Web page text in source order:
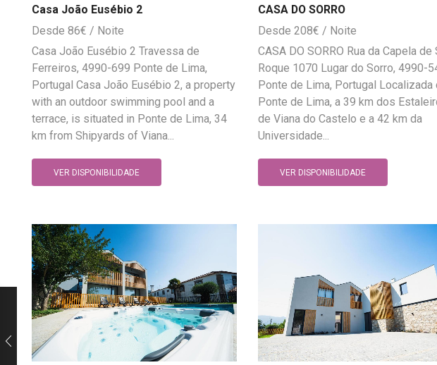
Casa João Eusébio 2
86€
Casa João Eusébio 2 Travessa de
Ferreiros, 4990-699 Ponte de Lima,
Portugal Casa João Eusébio 2, a property
with an outdoor swimming pool and a
terrace, is situated in Ponte de Lima, 34
km from Shipyards of Viana...
VER DISPONIBILIDADE
CASA DO SORRO
208€
CASA DO SORRO Rua da Capela de
Roque 1070 Lugar do Sorro, 4990-
Ponte de Lima, Portugal Localizada
Ponte de Lima, a 39 km dos
de Viana do Castelo e a 42 km da
Universidade...
VER DISPONIBILIDADE